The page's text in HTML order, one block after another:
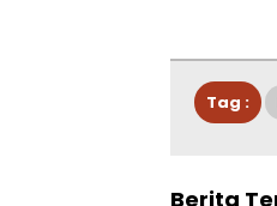
Tag :
Berita